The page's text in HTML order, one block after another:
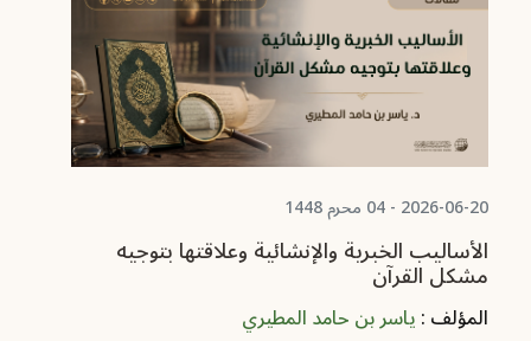
2026-06-20 - 04 محرم 1448
الأساليب الخبرية والإنشائية وعلاقتها بتوجيه
مشكل القرآن
المؤلف :ياسر بن حامد المطيري